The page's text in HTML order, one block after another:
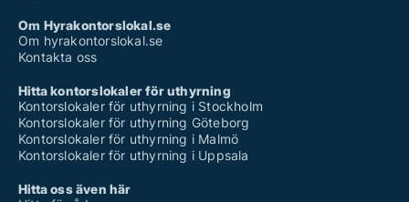
Om Hyrakontorslokal.se
Om hyrakontorslokal.se
Kontakta oss
Hitta kontorslokaler för uthyrning
Kontorslokaler för uthyrning i Stockholm
Kontorslokaler för uthyrning Göteborg
Kontorslokaler för uthyrning i Malmö
Kontorslokaler för uthyrning i Uppsala
Hitta oss även här